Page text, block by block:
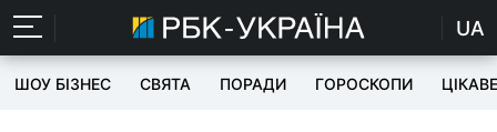
UA
ШОУ БІЗНЕС СВЯТА ПОРАДИ ГОРОСКОПИ ЦІКАВЕ